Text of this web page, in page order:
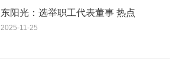
东阳光：选举职工代表董事 热点
2025-11-25